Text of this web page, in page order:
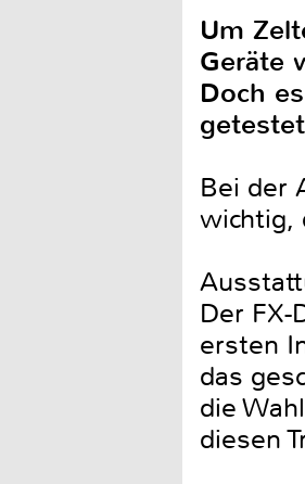
Um
Geräte
Doch
Bei der
wichtig,
Der
ersten
das
die
diesen